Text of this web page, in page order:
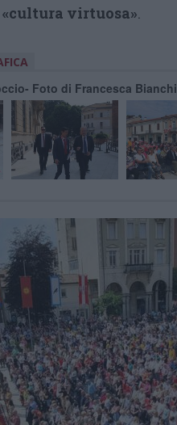
virtuosa».
Foto di Francesca Bianchi